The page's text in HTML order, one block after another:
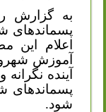
به گزارش
پسماندهای
اعلام این
آموزش
آینده
پسماندهای
شود.